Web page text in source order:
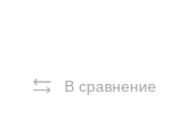
В сравнение